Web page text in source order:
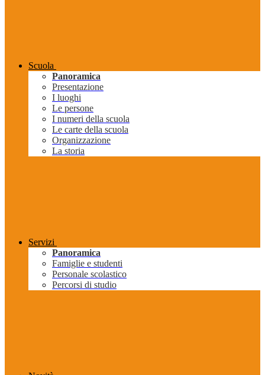
Scuola
Panoramica
Presentazione
I luoghi
Le persone
I numeri della scuola
Le carte della scuola
Organizzazione
La storia
Servizi
Panoramica
Famiglie e studenti
Personale scolastico
Percorsi di studio